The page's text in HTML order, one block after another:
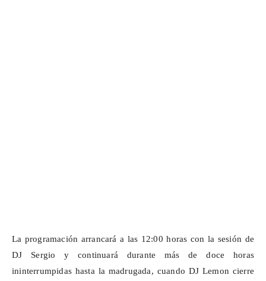
La programación arrancará a las 12:00 horas con la sesión de
DJ Sergio y continuará durante más de doce horas
ininterrumpidas hasta la madrugada, cuando DJ Lemon cierre